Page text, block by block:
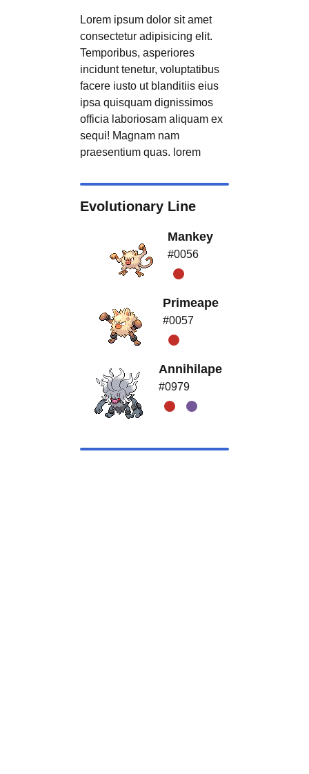
Lorem ipsum dolor sit amet
consectetur adipisicing elit.
Temporibus, asperiores
incidunt tenetur, voluptatibus
facere iusto ut blanditiis eius
ipsa quisquam dignissimos
officia laboriosam aliquam ex
sequi! Magnam nam
praesentium quas. lorem
Evolutionary Line
Mankey
#0056
Primeape
#0057
Annihilape
#0979